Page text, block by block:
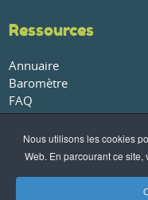
Ressources
Annuaire
Baromètre
FAQ
Glossaire
Publications et rapports
À propos
Nous utilisons les cookies
Web. En parcourant ce